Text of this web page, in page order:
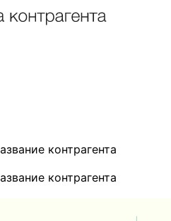
контрагента
контрагента